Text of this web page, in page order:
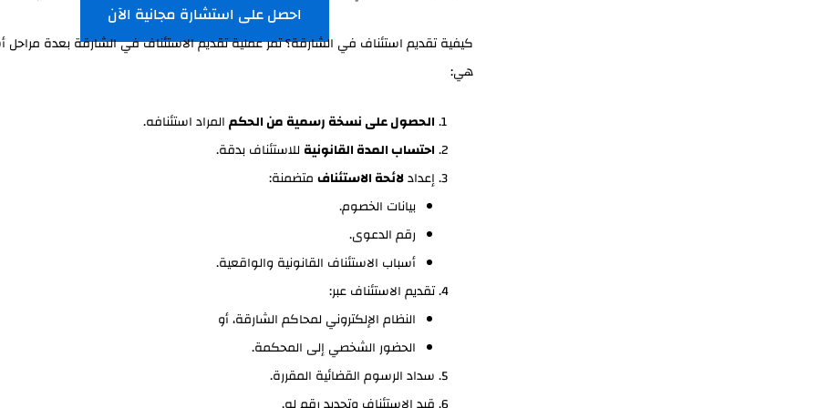
احصل على استشارة مجانية الآن
كيفية تقديم استئناف في الشارقة؟ تمر عملية تقديم الاستئناف في الشارقة بعدة مراحل
هي:
الحصول على نسخة رسمية من الحكمالمراد استئنافه.
احتساب المدة القانونية للاستئناف بدقة.
إعدادلائحة الاستئنافمتضمنة:
بيانات الخصوم.
رقم الدعوى.
أسباب الاستئناف القانونية والواقعية.
تقديم الاستئناف عبر:
النظام الإلكتروني لمحاكم الشارقة، أو
الحضور الشخصي إلى المحكمة.
سداد الرسوم القضائية المقررة.